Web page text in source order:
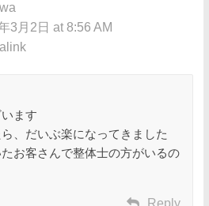
3月2日 at 8:56 AM
ます
、だいぶ楽になってきました
お客さんで整体士の方がいるの
Reply